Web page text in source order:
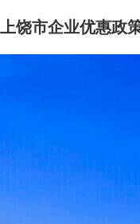
上饶市企业优惠政